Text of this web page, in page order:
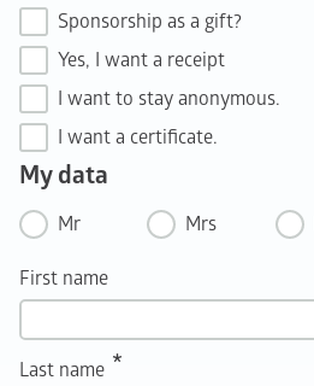
Sponsorship as a gift?
Yes, I want a receipt
I want to stay anonymous.
I want a certificate.
My data
Mr Mrs
First name
Last name